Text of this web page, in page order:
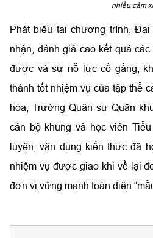
nhiều cảm
Phát biểu tại chương trình,
nhận, đánh giá cao kết quả
được và sự nỗ lực cố gắng,
thành tốt nhiệm vụ của tập thể
hóa, Trường Quân sự Quân
cán bộ khung và học viên
luyện, vận dụng kiến thức đã
nhiệm vụ được giao khi về lại
đơn vị vững mạnh toàn diện